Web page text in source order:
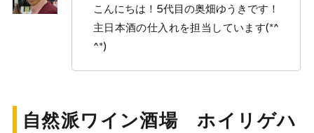
こんにちは！5代目の奥畑ゆうきです！
主日本酒の仕入れを担当しています(*^
^*)
自然派ワイン酒場 ホイリゲハ